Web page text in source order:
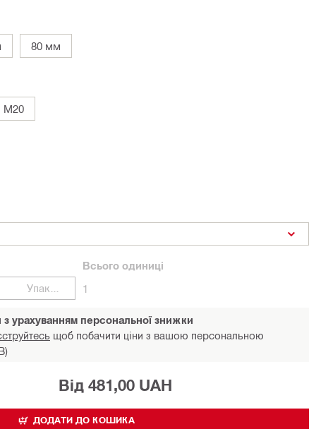
80 мм
M20
Упаковки
Всього одиниці
1
урахуванням персональної знижки
щоб побачити ціни з вашою персональною
Від 481,00 UAH
ДОДАТИ ДО КОШИКА